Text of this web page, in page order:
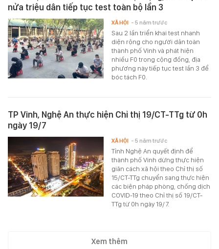
nửa triệu dân tiếp tục test toàn bộ lần 3
Sau 2 lần triển khai test nhanh
diện rộng cho người dân toàn
thành phố Vinh và phát hiện
nhiều F0 trong cộng đồng, địa
phương này tiếp tục test lần 3 để
bóc tách F0.
XÃ HỘI - 5 năm trước
TP Vinh, Nghệ An thực hiện Chỉ thị 19/CT-TTg từ 0h
ngày 19/7
Tỉnh Nghệ An quyết định để
thành phố Vinh dừng thực hiện
giãn cách xã hội theo Chỉ thị số
15/CT-TTg chuyển sang thực hiện
các biện pháp phòng, chống dịch
COVID-19 theo Chỉ thị số 19/CT-
TTg từ 0h ngày 19/7.
XÃ HỘI - 5 năm trước
Xem thêm